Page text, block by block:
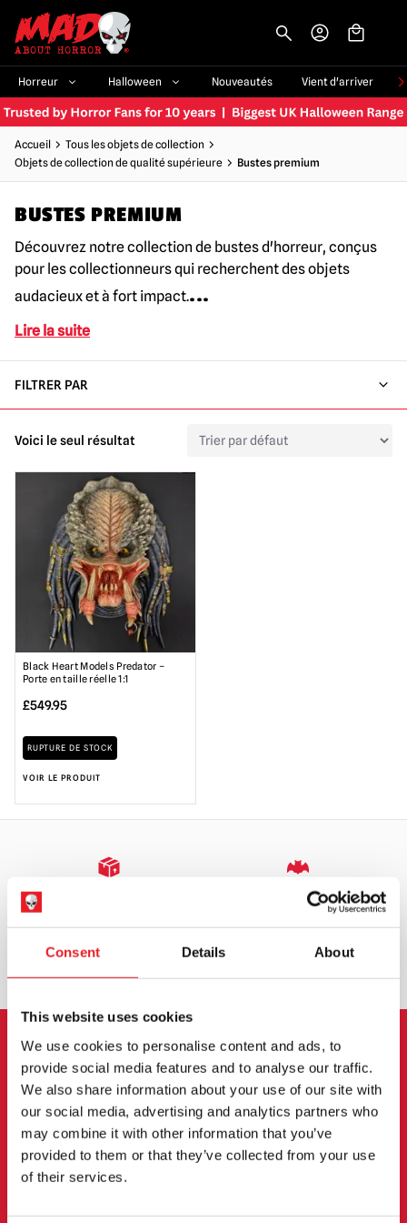
Consent Details About
This website uses cookies
We use cookies to personalise content and ads, to
provide social media features and to analyse our traffic.
We also share information about your use of our site with
our social media, advertising and analytics partners who
may combine it with other information that you’ve
provided to them or that they’ve collected from your use
of their services.
Horreur Halloween Nouveautés Vient d'arriver
Accueil
Tous les objets de collection
Objets de collection de qualité supérieure
Bustes premium
BUSTES PREMIUM
Découvrez notre collection de bustes d'horreur, conçus
pour les collectionneurs qui recherchent des objets
audacieux et à fort impact....
Lire la suite
FILTRER PAR
Voici le seul résultat
Black Heart Models Predator –
Porte en taille réelle 1:1
£549.95
RUPTURE DE STOCK
VOIR LE PRODUIT
ROYAUME-UNI
ÉCHANGE OU RETOUR DEMANDES SUR MESURE
INSCRIPTION AU BULLETIN
D'INFORMATION
Inscrivez-vous pour recevoir les dernières
informations sur les nouveaux produits, les